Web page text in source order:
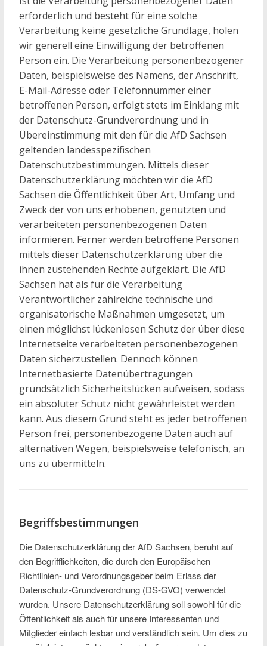
erforderlich und besteht für eine solche
Verarbeitung keine gesetzliche Grundlage, holen
wir generell eine Einwilligung der betroffenen
Person ein. Die Verarbeitung personenbezogener
Daten, beispielsweise des Namens, der Anschrift,
E-Mail-Adresse oder Telefonnummer einer
betroffenen Person, erfolgt stets im Einklang mit
der Datenschutz-Grundverordnung und in
Übereinstimmung mit den für die AfD Sachsen
geltenden landesspezifischen
Datenschutzbestimmungen. Mittels dieser
Datenschutzerklärung möchten wir die AfD
Sachsen die Öffentlichkeit über Art, Umfang und
Zweck der von uns erhobenen, genutzten und
verarbeiteten personenbezogenen Daten
informieren. Ferner werden betroffene Personen
mittels dieser Datenschutzerklärung über die
ihnen zustehenden Rechte aufgeklärt. Die AfD
Sachsen hat als für die Verarbeitung
Verantwortlicher zahlreiche technische und
organisatorische Maßnahmen umgesetzt, um
einen möglichst lückenlosen Schutz der über diese
Internetseite verarbeiteten personenbezogenen
Daten sicherzustellen. Dennoch können
Internetbasierte Datenübertragungen
grundsätzlich Sicherheitslücken aufweisen, sodass
ein absoluter Schutz nicht gewährleistet werden
kann. Aus diesem Grund steht es jeder betroffenen
Person frei, personenbezogene Daten auch auf
alternativen Wegen, beispielsweise telefonisch, an
uns zu übermitteln.
Begriffsbestimmungen
Die Datenschutzerklärung der AfD Sachsen, beruht auf
den Begrifflichkeiten, die durch den Europäischen
Richtlinien- und Verordnungsgeber beim Erlass der
Datenschutz-Grundverordnung (DS-GVO) verwendet
wurden. Unsere Datenschutzerklärung soll sowohl für die
Öffentlichkeit als auch für unsere Interessenten und
Mitglieder einfach lesbar und verständlich sein. Um dies zu